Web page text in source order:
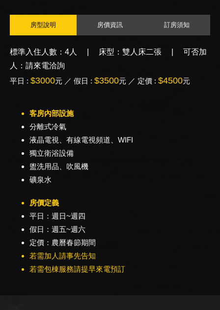
房型說明 房價資訊 訂房須知
標準入住人數：4人 | 床型：雙人床二張 | 可否加
人：請來電洽詢
平日 : $3000元 ／ 假日 : $3500元 ／ 定價 : $4500元
客房內部設施
分離式冷氣
液晶電視、有線電視頻道、WIFI
獨立衛浴設備
盥洗用品、吹風機
礦泉水
房價定義
平日：週日~週四
假日：週五~週六
定價：農曆春節期間
若需加人請事先告知
若需包棟服務請提早來電預訂